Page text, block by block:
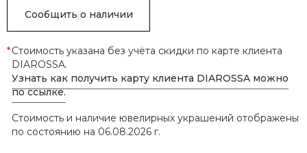
Сообщить о наличии
*Стоимость указана без учёта скидки по карте клиента
DIAROSSA.
Узнать как получить карту клиента DIAROSSA можно
по ссылке.
Стоимость и наличие ювелирных украшений отображены
по состоянию на 06.08.2026 г.